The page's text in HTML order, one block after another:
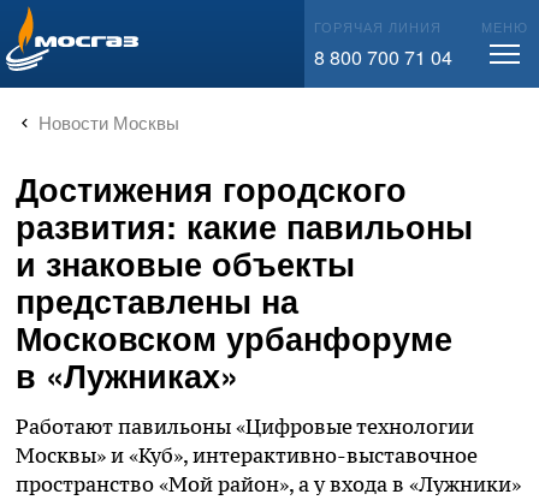
info@mos-gaz.ru ГОРЯЧАЯ ЛИНИЯ
8 800 700 71 04
МЕНЮ
Новости Москвы
Достижения городского
развития: какие павильоны
и знаковые объекты
представлены на
Московском урбанфоруме
в «Лужниках»
Работают павильоны «Цифровые технологии
Москвы» и «Куб», интерактивно-выставочное
пространство «Мой район», а у входа в «Лужники»